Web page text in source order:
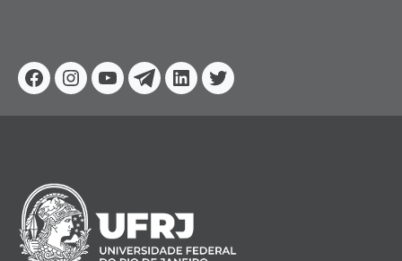
Facebook
Instagram
YoutubeTelegram
Linkedin
Twitter